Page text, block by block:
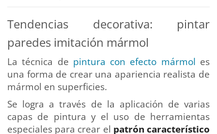
Tendencias decorativa: pintar
paredes imitación mármol
La técnica de pintura con efecto mármol es
una forma de crear una apariencia realista de
mármol en superficies.
Se logra a través de la aplicación de varias
capas de pintura y el uso de herramientas
especiales para crear el patrón característico